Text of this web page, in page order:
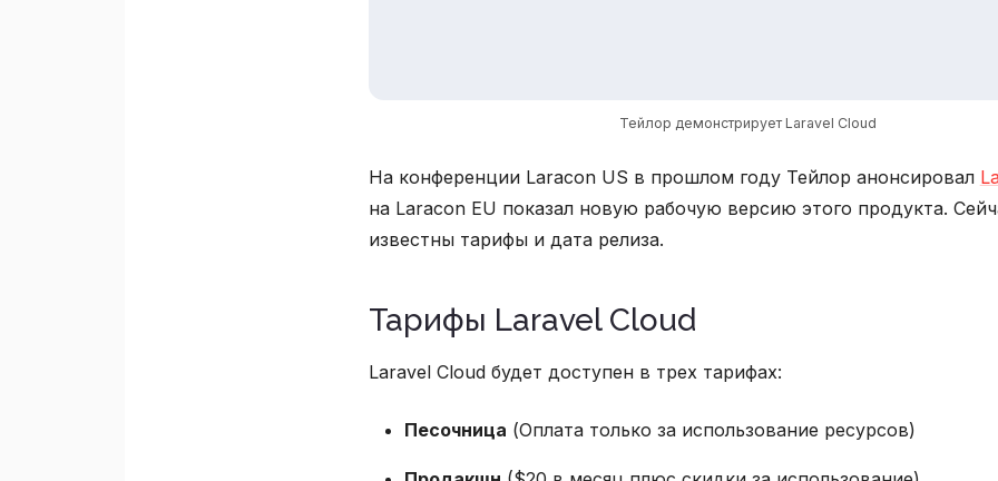
На конференции Laracon US в прошлом году Тейлор анонсировал
на Laracon EU показал новую рабочую версию этого продукта.
известны тарифы и дата релиза.
Тарифы Laravel Cloud
Laravel Cloud будет доступен в трех тарифах:
Песочница (Оплата только за использование ресурсов)